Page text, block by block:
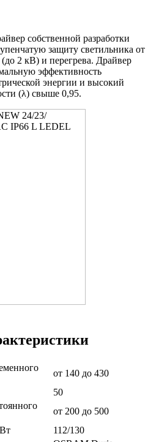
собственной разработки
защиту светильника от
2 кВ) и перегрева. Драйвер
эффективность
энергии и высокий
(λ) свыше 0,95.
от 140 до 430
50
от 200 до 500
112/130